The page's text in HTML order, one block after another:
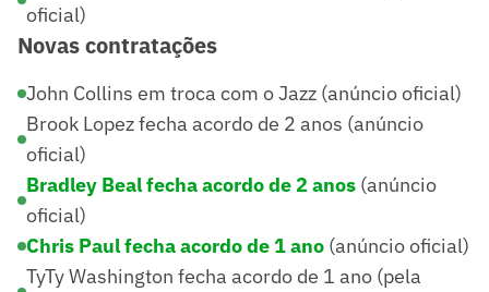
oficial)
Novas contratações
John Collins em troca com o Jazz (anúncio oficial)
Brook Lopez fecha acordo de 2 anos (anúncio
oficial)
Bradley Beal fecha acordo de 2 anos (anúncio
oficial)
Chris Paul fecha acordo de 1 ano (anúncio oficial)
TyTy Washington fecha acordo de 1 ano (pela